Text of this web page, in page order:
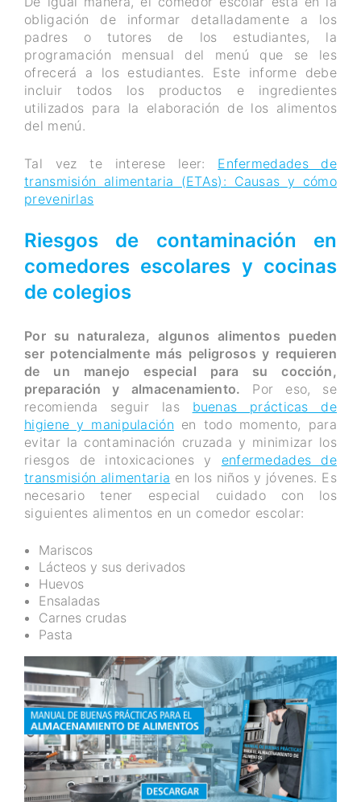
obligación de informar detalladamente a los
padres o tutores de los estudiantes, la
programación mensual del menú que se les
ofrecerá a los estudiantes. Este informe debe
incluir todos los productos e ingredientes
utilizados para la elaboración de los alimentos
del menú.
Tal vez te interese leer: Enfermedades de
transmisión alimentaria (ETAs): Causas y cómo
prevenirlas
Riesgos de contaminación en
comedores escolares y cocinas
de colegios
Por su naturaleza, algunos alimentos pueden
ser potencialmente más peligrosos y requieren
de un manejo especial para su cocción,
preparación y almacenamiento. Por eso, se
recomienda seguir las buenas prácticas de
higiene y manipulación en todo momento, para
evitar la contaminación cruzada y minimizar los
riesgos de intoxicaciones y enfermedades de
transmisión alimentaria en los niños y jóvenes. Es
necesario tener especial cuidado con los
siguientes alimentos en un comedor escolar:
Mariscos
Lácteos y sus derivados
Huevos
Ensaladas
Carnes crudas
Pasta